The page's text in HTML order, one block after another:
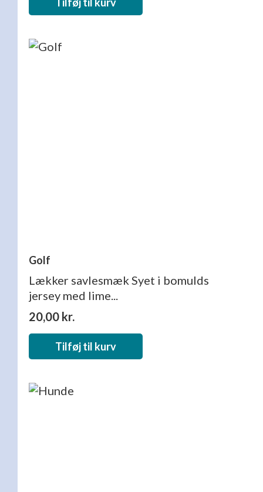
Golf
Lækker savlesmæk Syet i bomulds
jersey med lime...
20,00 kr.
Tilføj til kurv